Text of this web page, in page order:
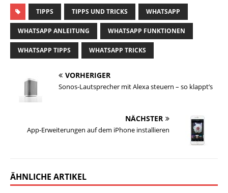
TIPPS TIPPS UND TRICKS WHATSAPP
WHATSAPP ANLEITUNG WHATSAPP FUNKTIONEN
WHATSAPP TIPPS WHATSAPP TRICKS
VORHERIGER
Sonos-Lautsprecher mit Alexa steuern – so klappt’s
NÄCHSTER
App-Erweiterungen auf dem iPhone installieren
ÄHNLICHE ARTIKEL